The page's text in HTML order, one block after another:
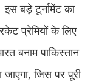
बड़े टूर्नामेंट का
प्रेमियों के लिए
बनाम पाकिस्तान
जिस पर पूरी